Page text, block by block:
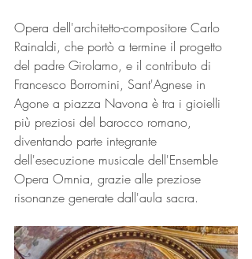
Opera dell'architetto-compositore Carlo
Rainaldi, che portò a termine il progetto
del padre Girolamo, e il contributo di
Francesco Borromini, Sant'Agnese in
Agone a piazza Navona è tra i gioielli
più preziosi del barocco romano,
diventando parte integrante
dell'esecuzione musicale dell'Ensemble
Opera Omnia, grazie alle preziose
risonanze generate dall'aula sacra.